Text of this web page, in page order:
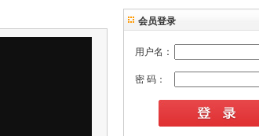
会员登录
用户名：
密 码：